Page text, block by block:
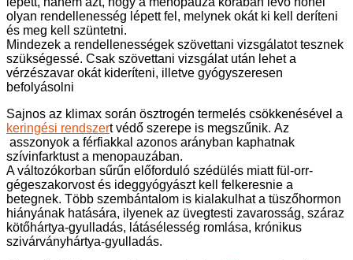
olyan rendellenesség lépett fel, melynek okát ki kell deríteni
és meg kell szüntetni.
Mindezek a rendellenességek szövettani vizsgálatot tesznek
szükségessé. Csak szövettani vizsgálat után lehet a
vérzészavar okát kideríteni, illetve gyógyszeresen
befolyásolni
Sajnos az klimax során ösztrogén termelés csökkenésével a
keringési rendszert védő szerepe is megszűnik. Az
asszonyok a férfiakkal azonos arányban kaphatnak
szívinfarktust a menopauzában.
A változókorban sűrűn előforduló szédülés miatt fül-orr-
gégeszakorvost és ideggyógyászt kell felkeresnie a
betegnek. Több szembántalom is kialakulhat a tüszőhormon
hiányának hatására, ilyenek az üvegtesti zavarosság, száraz
kötőhártya-gyulladás, látásélesség romlása, krónikus
szivárványhártya-gyulladás.